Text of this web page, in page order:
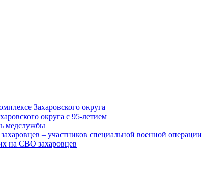
Захаровского округа
округа с 95-летием
медслужбы
– участников специальной военной операции
на СВО захаровцев